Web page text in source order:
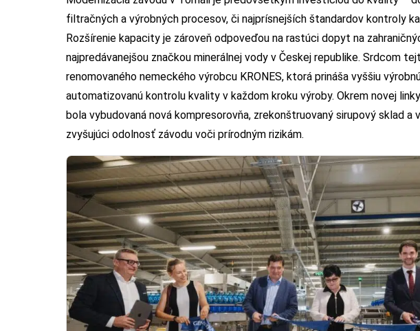
filtračných a výrobných procesov, či najprísnejších štandardov kontroly
Rozšírenie kapacity je zároveň odpoveďou na rastúci dopyt na
najpredávanejšou značkou minerálnej vody v Českej republike. Srdcom
renomovaného nemeckého výrobcu KRONES, ktorá prináša vyššiu
automatizovanú kontrolu kvality v každom kroku výroby. Okrem novej
bola vybudovaná nová kompresorovňa, zrekonštruovaný sirupový sklad
zvyšujúci odolnosť závodu voči prírodným rizikám.